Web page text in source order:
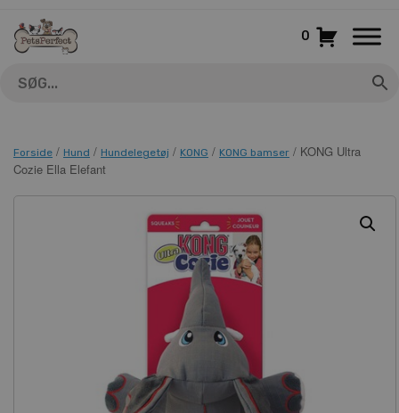
indhold
0
Forside / Hund / Hundelegetøj / KONG / KONG bamser / KONG Ultra
Cozie Ella Elefant